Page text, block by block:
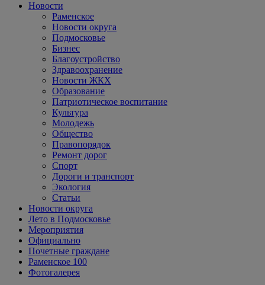
Новости
Раменское
Новости округа
Подмосковье
Бизнес
Благоустройство
Здравоохранение
Новости ЖКХ
Образование
Патриотическое воспитание
Культура
Молодежь
Общество
Правопорядок
Ремонт дорог
Спорт
Дороги и транспорт
Экология
Статьи
Новости округа
Лето в Подмосковье
Мероприятия
Официально
Почетные граждане
Раменское 100
Фотогалерея